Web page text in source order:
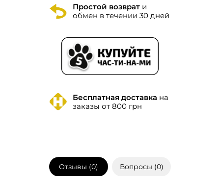
Простой возврати
обмен в течении 30 дней
Бесплатная доставка на
заказы от 800 грн
Отзывы (0) Вопросы (0)